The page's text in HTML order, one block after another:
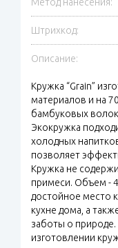
Штрихкод:
Описание:
Кружка “Grain”
материалов и на
бамбуковых
Экокружка
холодных
позволяет
Кружка не
примеси. Объем -
достойное место
кухне дома, а
заботы о природе.
изготовлении